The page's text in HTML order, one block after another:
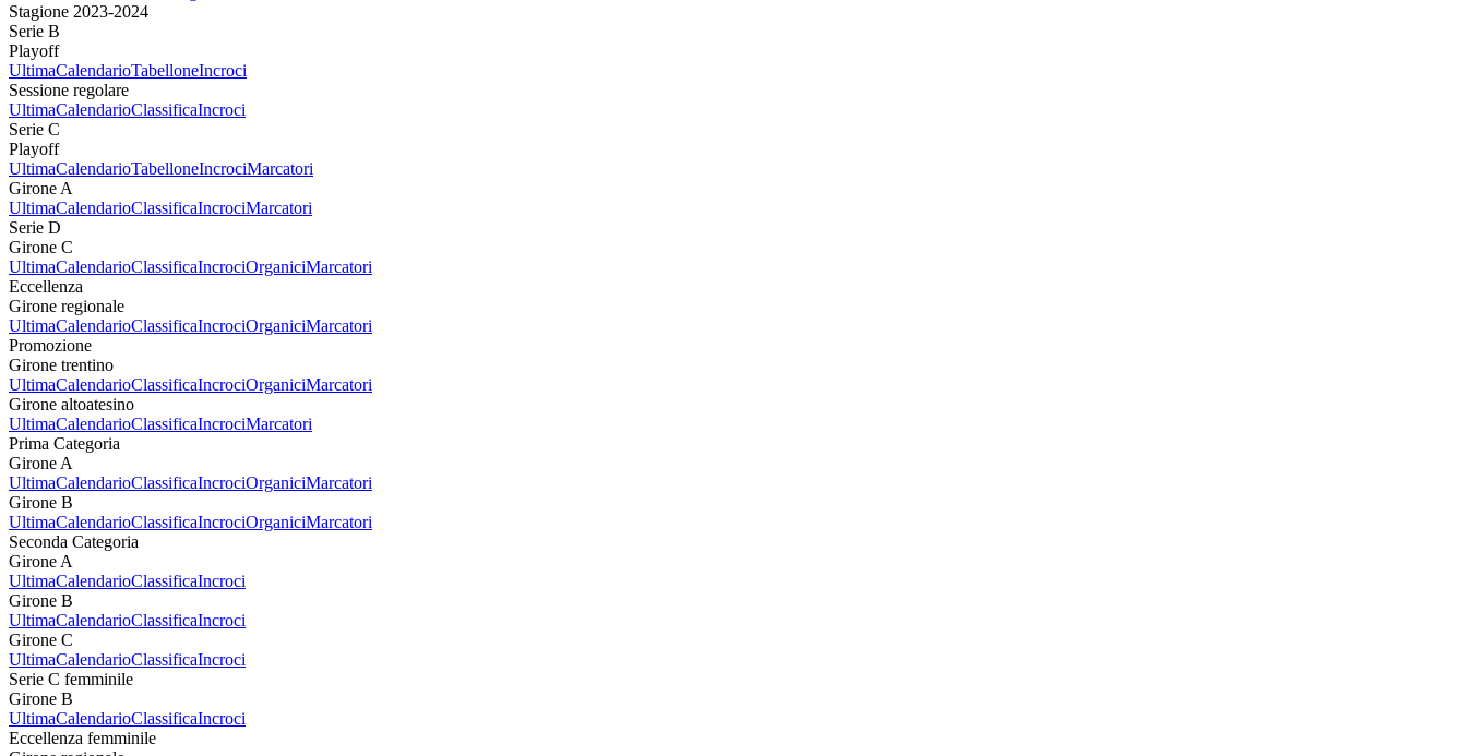
Stagione 2023-2024
Serie B
Playoff
UltimaCalendarioTabelloneIncroci
Sessione regolare
UltimaCalendarioClassificaIncroci
Serie C
Playoff
UltimaCalendarioTabelloneIncrociMarcatori
Girone A
UltimaCalendarioClassificaIncrociMarcatori
Serie D
Girone C
UltimaCalendarioClassificaIncrociOrganiciMarcatori
Eccellenza
Girone regionale
UltimaCalendarioClassificaIncrociOrganiciMarcatori
Promozione
Girone trentino
UltimaCalendarioClassificaIncrociOrganiciMarcatori
Girone altoatesino
UltimaCalendarioClassificaIncrociMarcatori
Prima Categoria
Girone A
UltimaCalendarioClassificaIncrociOrganiciMarcatori
Girone B
UltimaCalendarioClassificaIncrociOrganiciMarcatori
Seconda Categoria
Girone A
UltimaCalendarioClassificaIncroci
Girone B
UltimaCalendarioClassificaIncroci
Girone C
UltimaCalendarioClassificaIncroci
Serie C femminile
Girone B
UltimaCalendarioClassificaIncroci
Eccellenza femminile